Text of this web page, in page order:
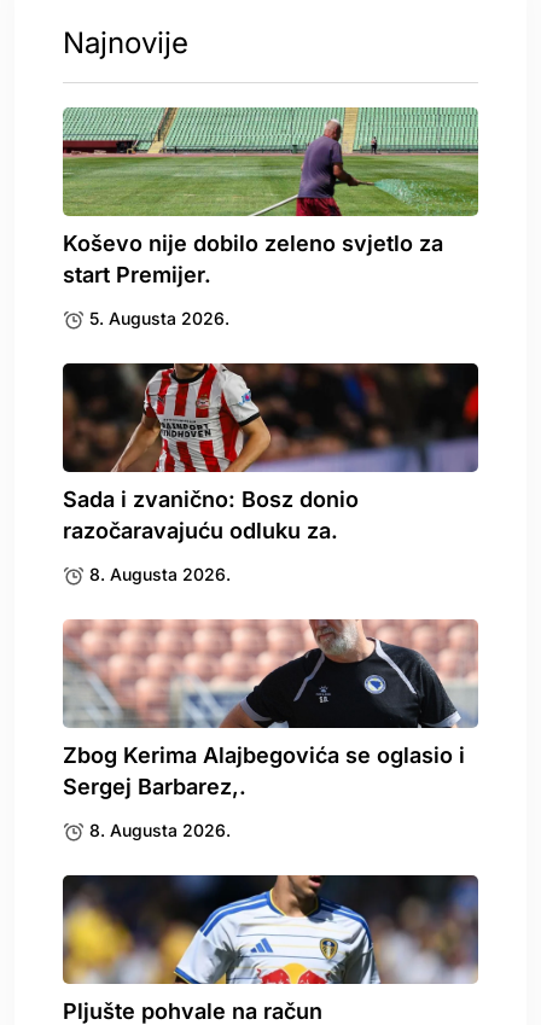
Najnovije
Koševo nije dobilo zeleno svjetlo za
start Premijer.
5. Augusta 2026.
Sada i zvanično: Bosz donio
razočaravajuću odluku za.
8. Augusta 2026.
Zbog Kerima Alajbegovića se oglasio i
Sergej Barbarez,.
8. Augusta 2026.
Pljušte pohvale na račun